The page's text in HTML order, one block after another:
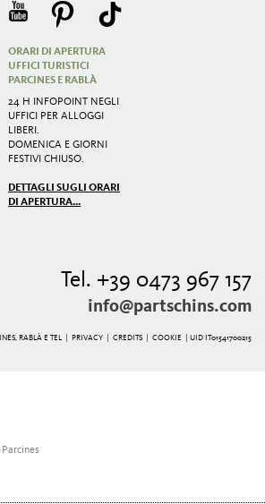
ORARI DI APERTURA
UFFICI TURISTICI
PARCINES E RABLÀ
24 H INFOPOINT NEGLI
UFFICI PER ALLOGGI
LIBERI.
DOMENICA E GIORNI
FESTIVI CHIUSO.
DETTAGLI SUGLI ORARI
DI APERTURA...
Tel. +39 0473 967 157
info@partschins.com
RABLÀ E TEL | PRIVACY| CREDITS| COOKIE | UID IT01541700215